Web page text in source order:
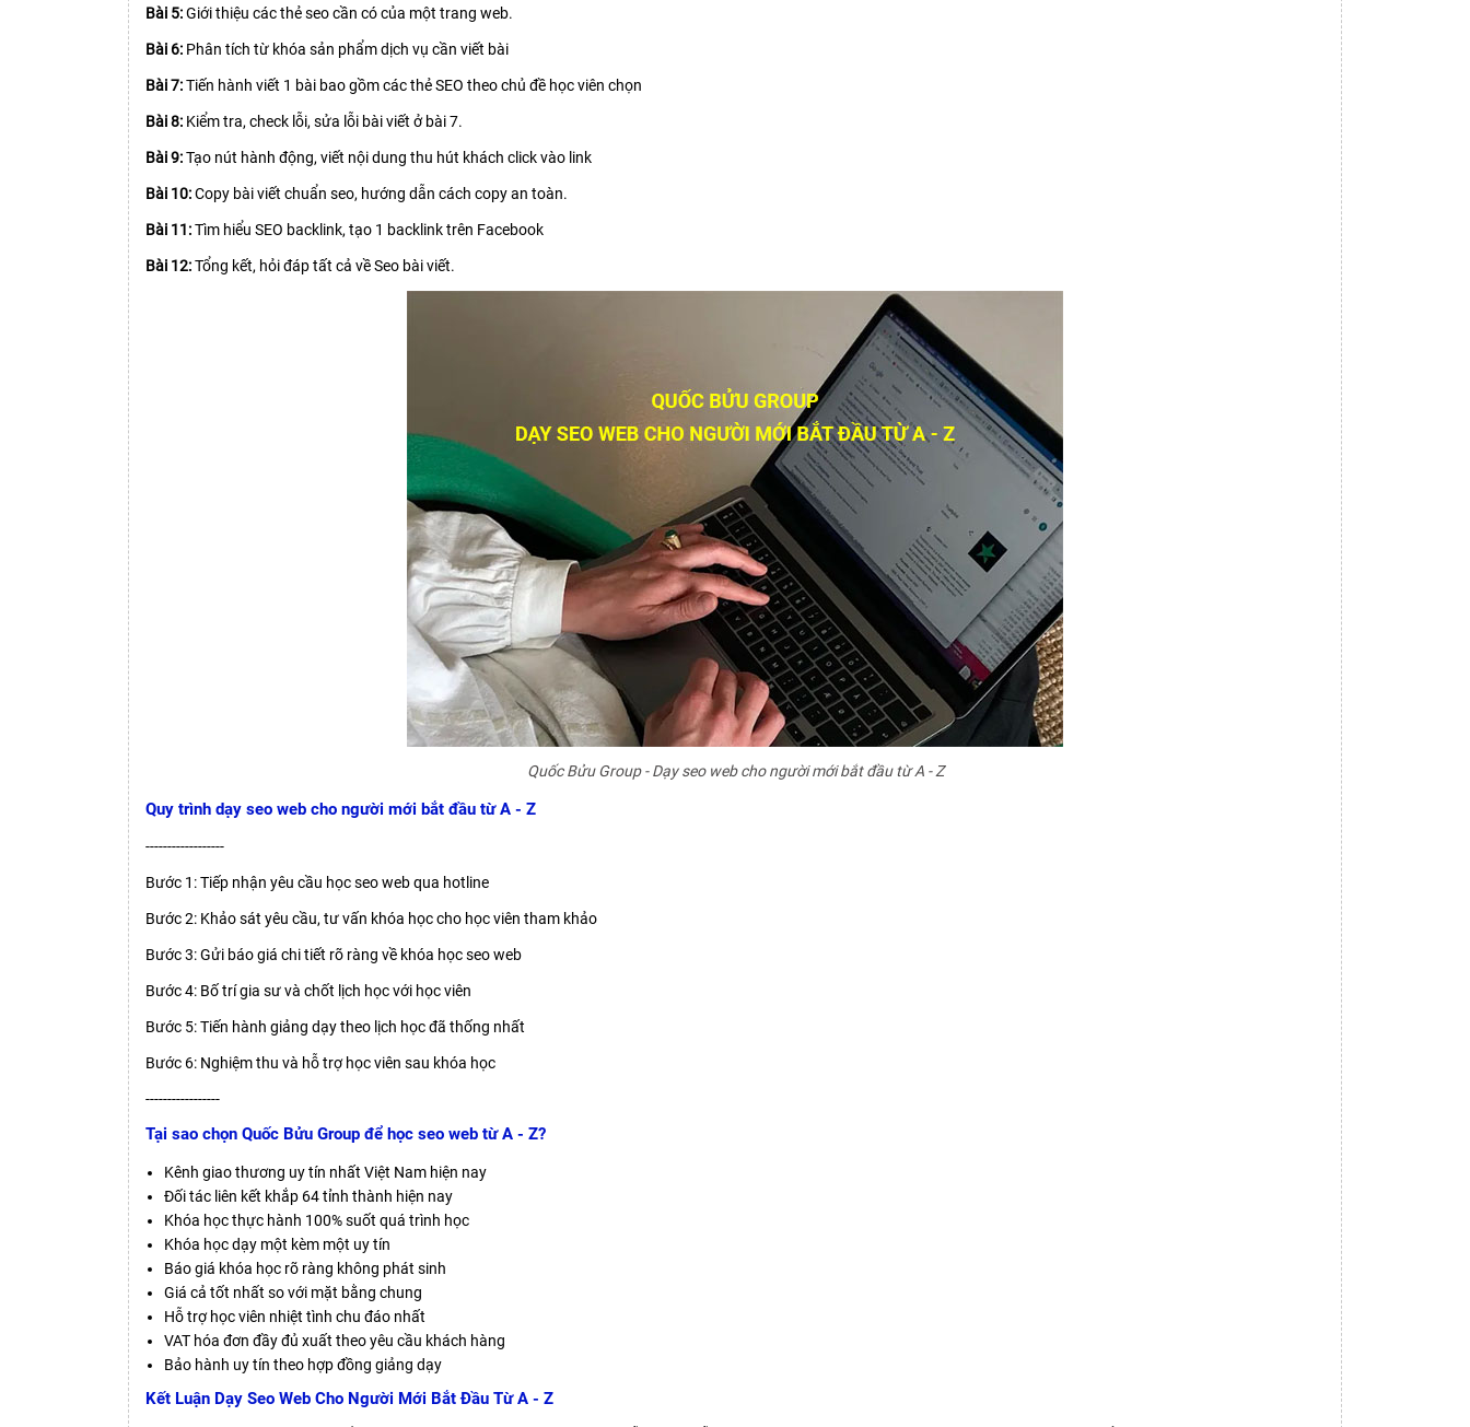
Bài 5:Giới thiệu các thẻ seo cần có của một trang web.
Bài 6: Phân tích từ khóa sản phẩm dịch vụ cần viết bài
Bài 7:Tiến hành viết 1 bài bao gồm các thẻ SEO theo chủ đề học viên chọn
Bài 8: Kiểm tra, check lỗi, sửa lỗi bài viết ở bài 7.
Bài 9:Tạo nút hành động, viết nội dung thu hút khách click vào link
Bài 10:Copy bài viết chuẩn seo, hướng dẫn cách copy an toàn.
Bài 11:Tìm hiểu SEO backlink, tạo 1 backlink trên Facebook
Bài 12:Tổng kết, hỏi đáp tất cả về Seo bài viết.
Quốc Bửu Group - Dạy seo web cho người mới bắt đầu từ A - Z
Quy trình dạy seo web cho người mới bắt đầu từ A - Z
------------------
Bước 1: Tiếp nhận yêu cầu học seo web qua hotline
Bước 2: Khảo sát yêu cầu, tư vấn khóa học cho học viên tham khảo
Bước 3: Gửi báo giá chi tiết rõ ràng về khóa học seo web
Bước 4: Bố trí gia sư và chốt lịch học với học viên
Bước 5: Tiến hành giảng dạy theo lịch học đã thống nhất
Bước 6: Nghiệm thu và hỗ trợ học viên sau khóa học
-----------------
Tại sao chọn Quốc Bửu Group để học seo web từ A - Z?
Kênh giao thương uy tín nhất Việt Nam hiện nay
Đối tác liên kết khắp 64 tỉnh thành hiện nay
Khóa học thực hành 100% suốt quá trình học
Khóa học dạy một kèm một uy tín
Báo giá khóa học rõ ràng không phát sinh
Giá cả tốt nhất so với mặt bằng chung
Hỗ trợ học viên nhiệt tình chu đáo nhất
VAT hóa đơn đầy đủ xuất theo yêu cầu khách hàng
Bảo hành uy tín theo hợp đồng giảng dạy
Kết Luận Dạy Seo Web Cho Người Mới Bắt Đầu Từ A - Z